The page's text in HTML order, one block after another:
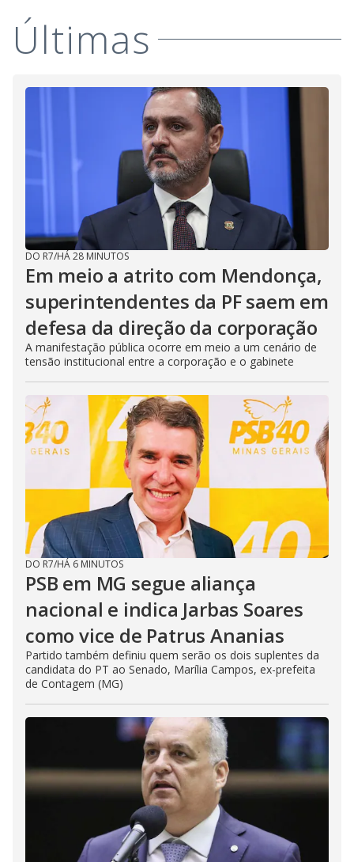
Últimas
DO R7/HÁ 28 MINUTOS
Em meio a atrito com Mendonça,
superintendentes da PF saem em
defesa da direção da corporação
A manifestação pública ocorre em meio a um cenário de
tensão institucional entre a corporação e o gabinete
DO R7/HÁ 6 MINUTOS
PSB em MG segue aliança
nacional e indica Jarbas Soares
como vice de Patrus Ananias
Partido também definiu quem serão os dois suplentes da
candidata do PT ao Senado, Marília Campos, ex-prefeita
de Contagem (MG)